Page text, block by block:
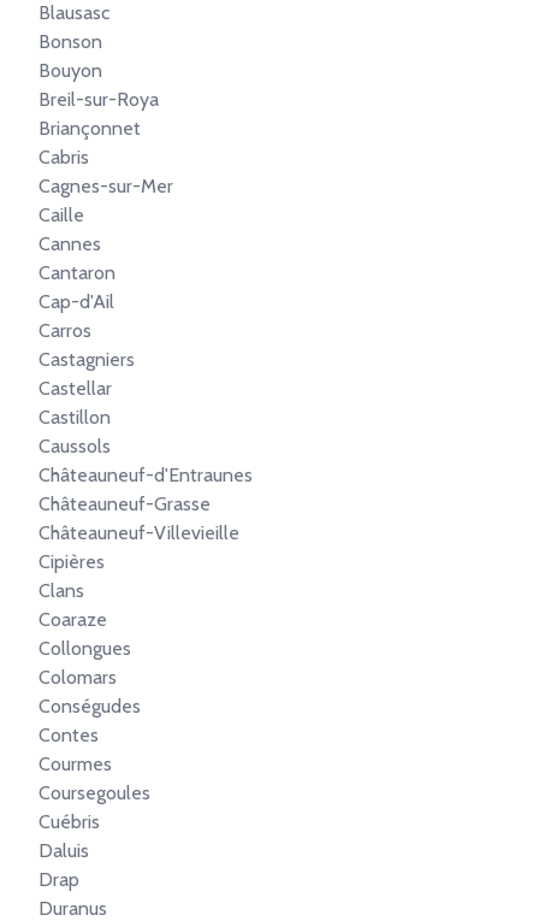
Blausasc
Bonson
Bouyon
Breil-sur-Roya
Briançonnet
Cabris
Cagnes-sur-Mer
Caille
Cannes
Cantaron
Cap-d'Ail
Carros
Castagniers
Castellar
Castillon
Caussols
Châteauneuf-d'Entraunes
Châteauneuf-Grasse
Châteauneuf-Villevieille
Cipières
Clans
Coaraze
Collongues
Colomars
Conségudes
Contes
Courmes
Coursegoules
Cuébris
Daluis
Drap
Duranus